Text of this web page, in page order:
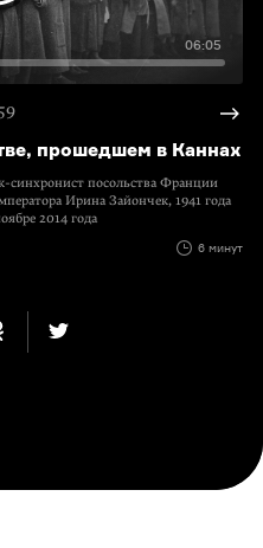
06:05
прошедшем в Каннах
синхронист посольства Франции
Ирина Зайончек, 1941 года
2014 года
6 минут